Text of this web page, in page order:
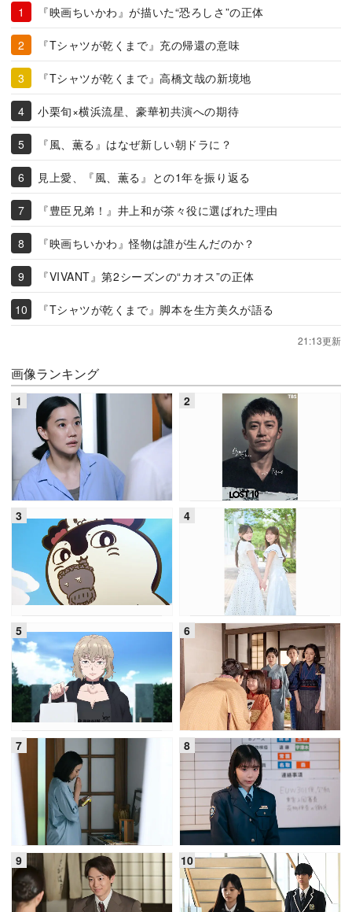
『映画ちいかわ』が描いた“恐ろしさ”の正体
『Tシャツが乾くまで』充の帰還の意味
『Tシャツが乾くまで』高橋文哉の新境地
小栗旬×横浜流星、豪華初共演への期待
『風、薫る』はなぜ新しい朝ドラに？
見上愛、『風、薫る』との1年を振り返る
『豊臣兄弟！』井上和が茶々役に選ばれた理由
『映画ちいかわ』怪物は誰が生んだのか？
『VIVANT』第2シーズンの“カオス”の正体
『Tシャツが乾くまで』脚本を生方美久が語る
21:13更新
画像ランキング